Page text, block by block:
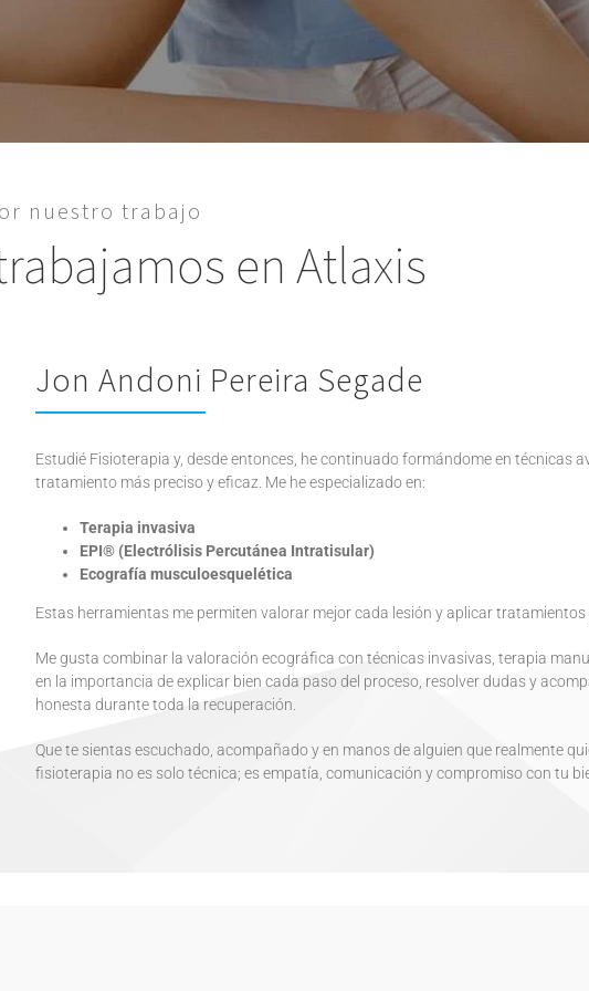
nuestro trabajo
en Atlaxis
Jon Andoni Pereira Segade
Estudié Fisioterapia y, desde entonces, he continuado formándome en técnicas
tratamiento más preciso y eficaz. Me he especializado en:
Terapia invasiva
EPI® (Electrólisis Percutánea Intratisular)
Ecografía musculoesquelética
Estas herramientas me permiten valorar mejor cada lesión y aplicar
Me gusta combinar la valoración ecográfica con técnicas invasivas, terapia
en la importancia de explicar bien cada paso del proceso, resolver dudas y
honesta durante toda la recuperación.
Que te sientas escuchado, acompañado y en manos de alguien que realmente
fisioterapia no es solo técnica; es empatía, comunicación y compromiso con tu